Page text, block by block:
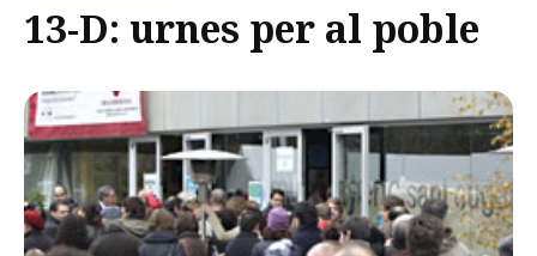
13-D: urnes per al poble